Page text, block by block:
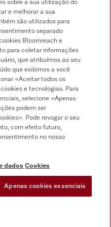
sobre a sua utilização do
e melhorar a sua
são utilizados para
separado
Bloomreach e
para coletar informações
que atribuímos ao seu
que exibimos a você
«Aceitar todos os
e tecnologias. Para
selecione «Apenas
podem ser
Pode revogar o seu
com efeito futuro,
no nosso
dados Cookies
Apenas cookies essenciais